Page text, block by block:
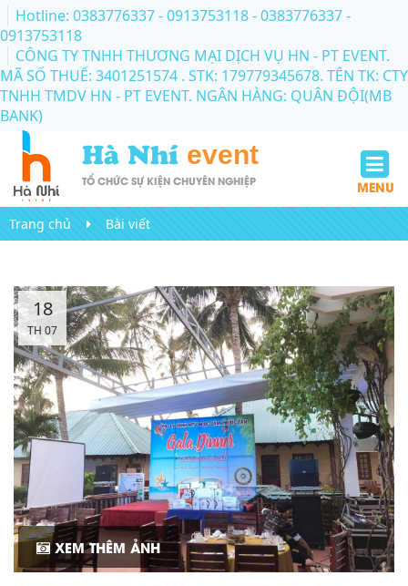
Hotline: 0383776337 - 0913753118- 0383776337 -
0913753118
CÔNG TY TNHH THƯƠNG MẠI DỊCH VỤ HN - PT EVENT.
MÃ SỐ THUẾ: 3401251574 . STK: 179779345678. TÊN TK: CTY
TNHH TMDV HN - PT EVENT. NGÂN HÀNG: QUÂN ĐỘI(MB
BANK)
Hà Nhí event
TỔ CHỨC SỰ KIỆN CHUYÊN NGHIỆP MENU
Trang chủ Bài viết
18
TH 07
XEM THÊM ẢNH